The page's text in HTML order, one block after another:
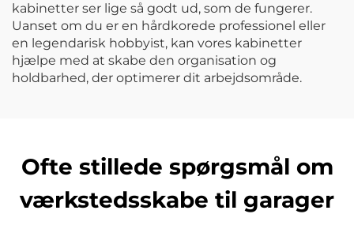
kabinetter ser lige så godt ud, som de fungerer.
Uanset om du er en hårdkorede professionel eller
en legendarisk hobbyist, kan vores kabinetter
hjælpe med at skabe den organisation og
holdbarhed, der optimerer dit arbejdsområde.
Ofte stillede spørgsmål om
værkstedsskabe til garager